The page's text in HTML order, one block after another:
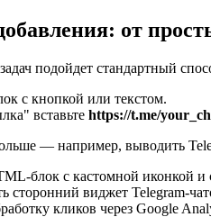
от
подойдет стандартный
с кнопкой или текстом.
вставьте https://t.me/
— например, выводить
блок с кастомной иконкой и
сторонний виджет Telegram-
кликов через Google